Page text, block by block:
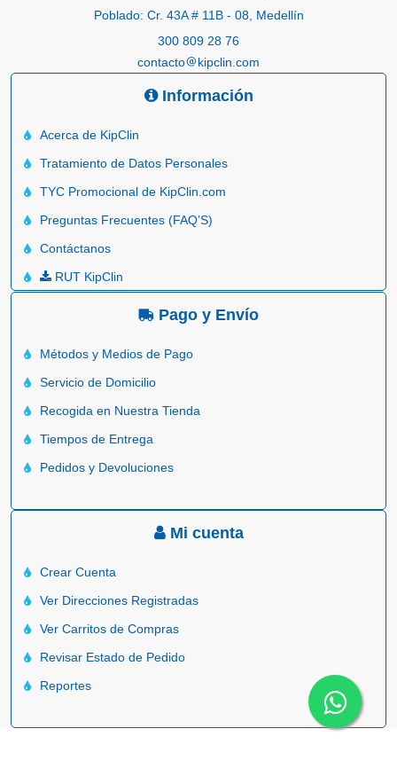
Poblado: Cr. 43A # 11B - 08, Medellín
300 809 28 76
contacto
kipclin.com
Información
Acerca de KipClin
Tratamiento de Datos Personales
TYC Promocional de KipClin.com
Preguntas Frecuentes (FAQ’S)
Contáctanos
RUT KipClin
Pago y Envío
Métodos y Medios de Pago
Servicio de Domicilio
Recogida en Nuestra Tienda
Tiempos de Entrega
Pedidos y Devoluciones
Mi cuenta
Crear Cuenta
Ver Direcciones Registradas
Ver Carritos de Compras
Revisar Estado de Pedido
Reportes